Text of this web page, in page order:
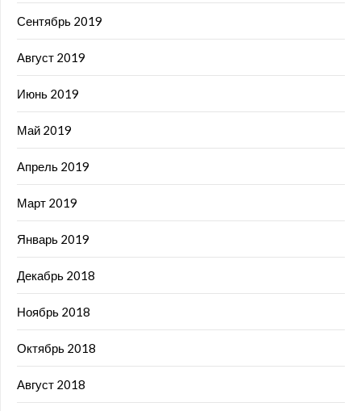
Сентябрь 2019
Август 2019
Июнь 2019
Май 2019
Апрель 2019
Март 2019
Январь 2019
Декабрь 2018
Ноябрь 2018
Октябрь 2018
Август 2018